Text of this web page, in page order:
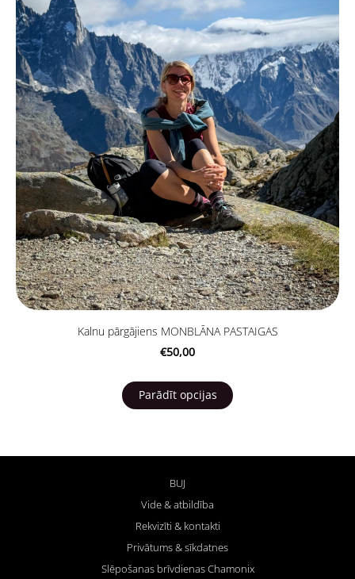
Kalnu pārgājiens MONBLĀNA PASTAIGAS
€50,00
Parādīt opcijas
BUJ
Vide & atbildība
Rekvizīti & kontakti
Privātums & sīkdatnes
Slēpošanas brīvdienas Chamonix